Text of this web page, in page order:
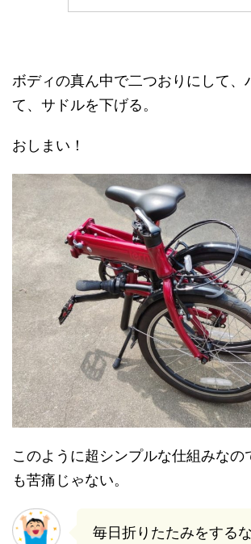
ボディの真ん中で二つおりにして、
て、サドルを下げる。
おしまい！
このように超シンプルな仕組みなの
も苦痛じゃない。
毎日折りたたみをする